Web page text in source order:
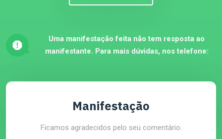
Uma manifestação feita não tem resposta ao
manifestante. Para mais dúvidas, nos telefone:
Manifestação
Ficamos agradecidos pelo seu comentário.